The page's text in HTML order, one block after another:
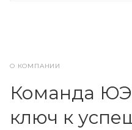
О КОМПАНИИ
Команда
ключ к